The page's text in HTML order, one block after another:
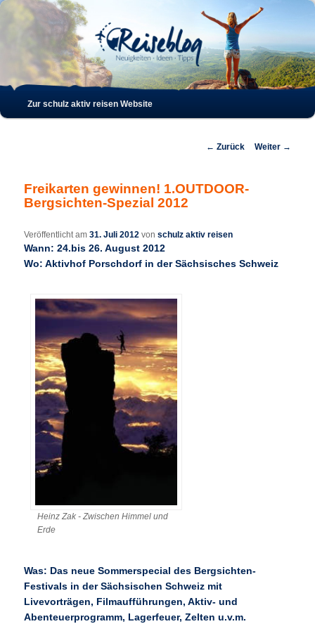
Hauptmenü
Zum
Zum
wechseln
Zur schulz aktiv reisen Website
Beitrags-
← Zurück Weiter →
Freikarten gewinnen! 1.OUTDOOR-
Bergsichten-Spezial 2012
Veröffentlicht am31. Juli 2012 vonschulz aktiv reisen
Wann: 24.bis 26. August 2012
Wo: Aktivhof Porschdorf in der Sächsisches Schweiz
Heinz Zak - Zwischen Himmel und
Erde
Was: Das neue Sommerspecial des Bergsichten-
Festivals in der Sächsischen Schweiz mit
Livevorträgen, Filmaufführungen, Aktiv- und
Abenteuerprogramm, Lagerfeuer, Zelten u.v.m.